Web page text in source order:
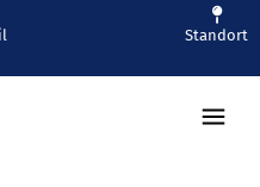
Standort